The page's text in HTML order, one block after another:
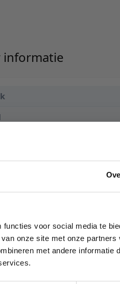
voor social media te
onze site met onze partners
met andere informatie
informatie
kortingscode